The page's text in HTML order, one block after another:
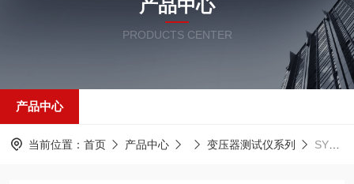
产品中心
PRODUCTS CENTER
产品中心
当前位置： 首页 产品中心 变压器测试仪系列 SYQ-0308全自动空气释放值测定仪